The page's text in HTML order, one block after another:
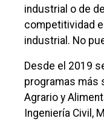
industrial o de
competitividad
industrial. No
Desde el 2019
programas más
Agrario y
Ingeniería Civil,